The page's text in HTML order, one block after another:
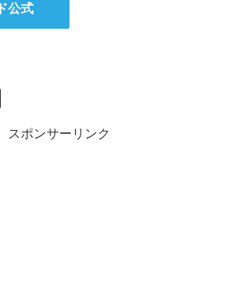
公式
スポンサーリンク